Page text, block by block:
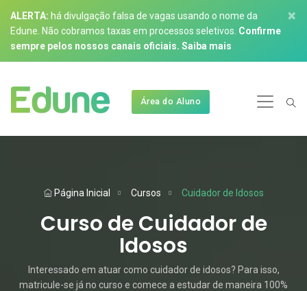
ALERTA: há divulgação falsa de vagas usando o nome da
Edune. Não cobramos taxas em processos seletivos. Confirme
sempre pelos nossos canais oficiais. Saiba mais
×
Área do Aluno
Página Inicial Cursos Cuidador de Idosos
Curso de Cuidador de
Idosos
Interessado em atuar como cuidador de idosos? Para isso,
matricule-se já no curso e comece a estudar de maneira 100%